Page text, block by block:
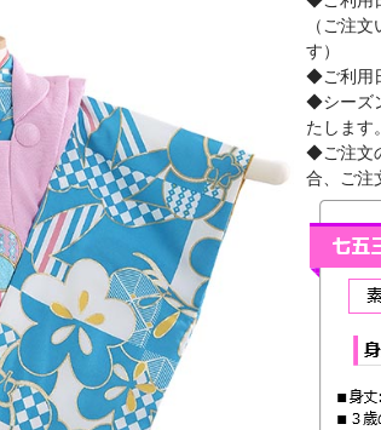
（ご注
す）
◆ご利用
◆シーズ
たします。
◆ご注文
合、ご注